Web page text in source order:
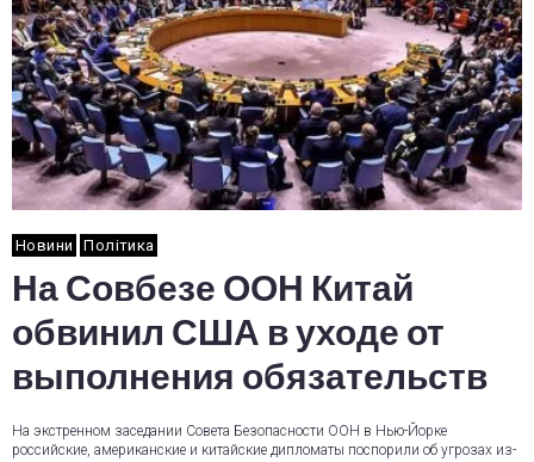
Новини Політика
На Совбезе ООН Китай
обвинил США в уходе от
выполнения обязательств
На экстренном заседании Совета Безопасности ООН в Нью-Йорке
российские, американские и китайские дипломаты поспорили об угрозах из-